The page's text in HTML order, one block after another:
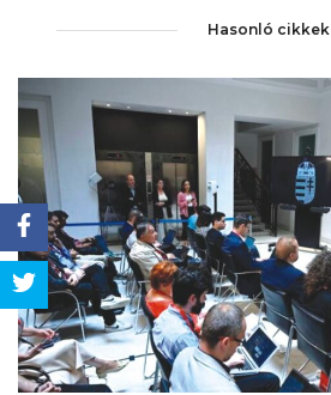
Hasonló cikkek
Share
Tweet